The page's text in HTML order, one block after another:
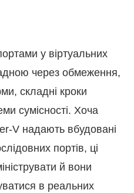
у віртуальних
через обмеження,
складні кроки
сумісності. Хоча
V надають вбудовані
портів, ці
й вони
в реальних